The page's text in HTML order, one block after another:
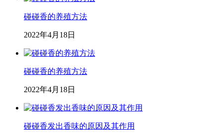
碰碰香的养殖方法
2022年4月18日
碰碰香的养殖方法
2022年4月18日
碰碰香发出香味的原因及其作用